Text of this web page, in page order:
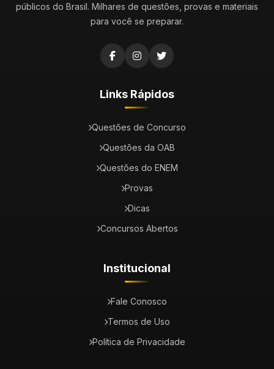
públicos do Brasil. Milhares de questões, provas e materiais
para você se preparar.
Links Rápidos
Questões de Concurso
Questões da OAB
Questões do ENEM
Provas
Dicas
Concursos Abertos
Institucional
Fale Conosco
Termos de Uso
Política de Privacidade